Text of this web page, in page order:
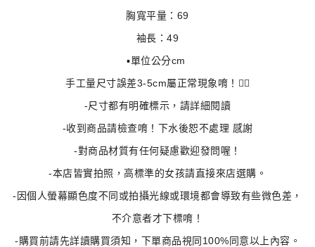
胸寬平量：69
袖長：49
▪️單位公分cm
手工量尺寸誤差3-5cm屬正常現象唷！🙇‍♀️
-尺寸都有明確標示，請詳細閱讀
-收到商品請檢查唷！下水後恕不處理 感謝
-對商品材質有任何疑慮歡迎發問喔！
-本店皆實拍照，高標準的女孩請直接來店選購。
-因個人螢幕顯色度不同或拍攝光線或環境都會導致有些微色差，
不介意者才下標唷！
-購買前請先詳讀購買須知，下單商品視同100%同意以上內容。